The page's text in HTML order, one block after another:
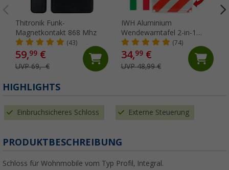
Thitronik Funk-
Magnetkontakt 868 Mhz
(43)
59,99 €
UVP 69,- €
IWH Aluminium
Wendewarntafel 2-in-1
Italien / Spanien 50 x 50 cm
(74)
34,99€
UVP 48,99 €
HIGHLIGHTS
Einbruchsicheres Schloss Externe Steuerung
PRODUKTBESCHREIBUNG
Schloss für Wohnmobile vom Typ Profil, Integral.